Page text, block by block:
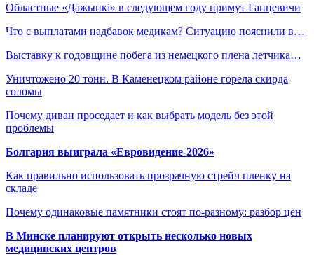
Областные «Дажынкі» в следующем году примут Ганцевичи
Что с выплатами надбавок медикам? Ситуацию пояснили в…
Выставку к годовщине побега из немецкого плена летчика…
Уничтожено 20 тонн. В Каменецком районе горела скирда
соломы
Почему диван проседает и как выбрать модель без этой
проблемы
Болгария выиграла «Евровидение-2026»
Как правильно использовать прозрачную стрейч пленку на
складе
Почему одинаковые памятники стоят по-разному: разбор цен
В Минске планируют открыть несколько новых
медицинских центров